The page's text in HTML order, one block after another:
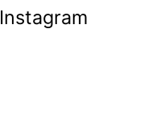
Instagram